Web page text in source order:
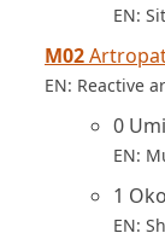
EN:
M02
EN: Reactive
0
EN:
1
EN: